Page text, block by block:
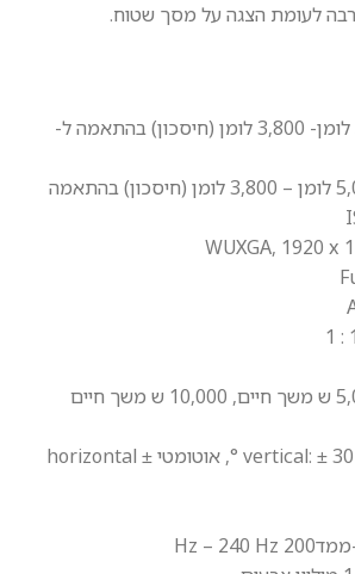
לעומת הצגה על מסך שטוח.
5,000 לומן- 3,800 לומן (חיסכון) בהתאמה ל-
5,000 לומן – 3,800 לומן (חיסכון) בהתאמה
WUXGA, 1920 x
300 ואט, 5,000 ש משך חיים, 10,000 ש משך חיים
אוטומטי vertical: ± 30 °, אוטומטי horizontal ±
ממד200 Hz – 240 Hz